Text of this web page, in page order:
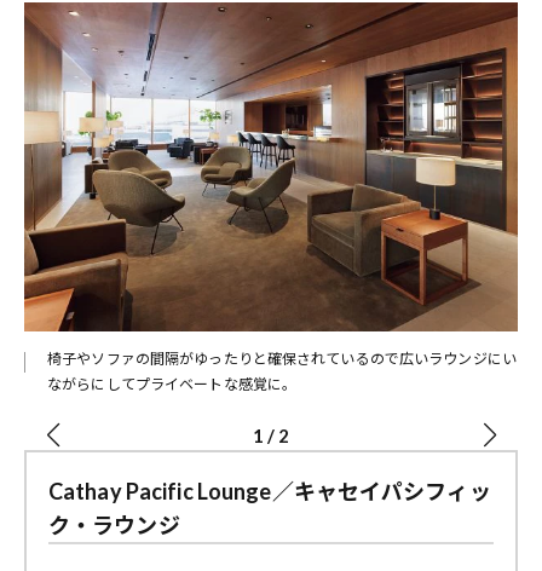
椅子やソファの間隔がゆったりと確保されているので広いラウンジにい
ながらにしてプライベートな感覚に。
1 / 2
Cathay Pacific Lounge／キャセイパシフィッ
ク・ラウンジ